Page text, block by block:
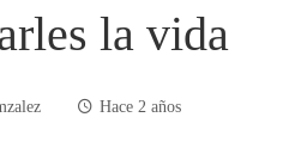
la vida
Hace 2 años